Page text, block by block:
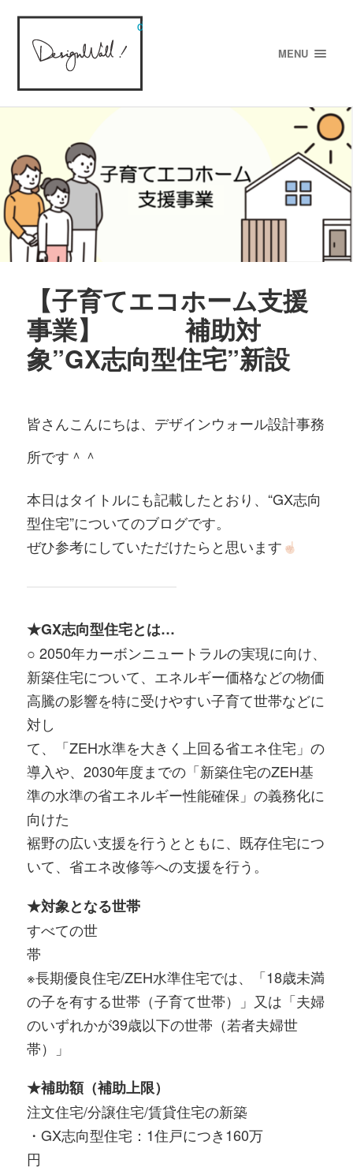
designWALL!
MENU
【子育てエコホーム支援
事業】 補助対
象”GX志向型住宅”新設
皆さんこんにちは、デザインウォール設計事務
所です＾＾
本日はタイトルにも記載したとおり、“GX志向
型住宅”についてのブログです。
ぜひ参考にしていただけたらと思います
★GX志向型住宅とは…
○ 2050年カーボンニュートラルの実現に向け、
新築住宅について、エネルギー価格などの物価
高騰の影響を特に受けやすい子育て世帯などに
対し
て、「ZEH水準を大きく上回る省エネ住宅」の
導入や、2030年度までの「新築住宅のZEH基
準の水準の省エネルギー性能確保」の義務化に
向けた
裾野の広い支援を行うとともに、既存住宅につ
いて、省エネ改修等への支援を行う。
★対象となる世帯
すべての世
※長期優良住宅/ZEH水準住宅では、「18歳未満
の子を有する世帯（子育て世帯）」又は「夫婦
のいずれかが39歳以下の世帯（若者夫婦世
帯）」
★補助額（補助上限）
注文住宅/分譲住宅/賃貸住宅の新築
・GX志向型住宅：1住戸につき160万
円